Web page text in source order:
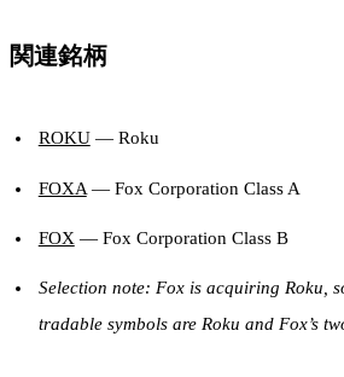
関連銘柄
ROKU— Roku
FOXA— Fox Corporation Class A
FOX — Fox Corporation Class B
Selection note: Fox is acquiring Roku,
tradable symbols are Roku and Fox’s